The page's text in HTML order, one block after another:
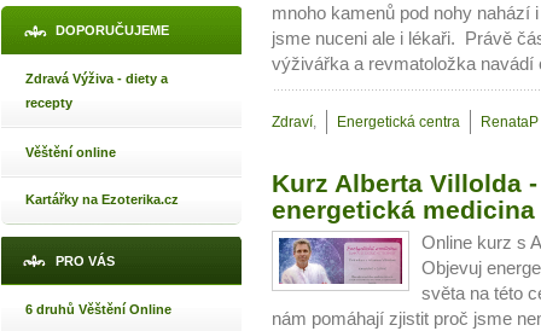
DOPORUČUJEME
Zdravá Výživa - diety a
recepty
Věštění online
Kartářky na Ezoterika.cz
PRO VÁS
6 druhů Věštění Online
mnoho kamenů pod nohy nahází
jsme nuceni ale i lékaři. Právě
výživářka a revmatoložka
Zdraví, Energetická centra RenataP
Kurz Alberta Villolda
energetická medicina
Online kurz s
Objevuj
světa na této
nám pomáhají zjistit proč jsme